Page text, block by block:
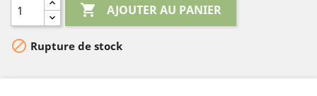
 AJOUTER AU PANIER
 Rupture de stock